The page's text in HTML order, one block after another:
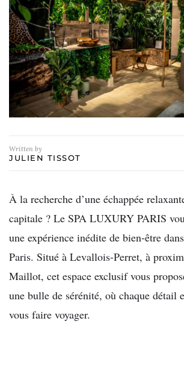
Written by
JULIEN TISSOT
À la recherche d’une échappée
capitale ? Le SPA LUXURY PARIS
une expérience inédite de bien-être
Paris. Situé à Levallois-Perret, à
Maillot, cet espace exclusif vous
une bulle de sérénité, où chaque détail
vous faire voyager.